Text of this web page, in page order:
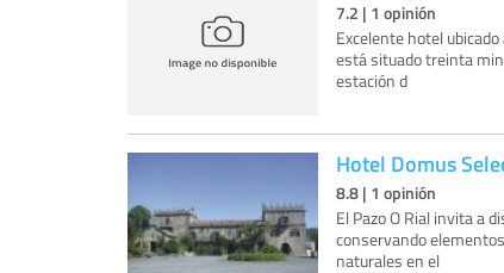
7.2 | 1 opinión
Excelente hotel
está situado treinta
estación d
Hotel Domus
8.8 | 1 opinión
El Pazo O Rial invita a
conservando
naturales en el